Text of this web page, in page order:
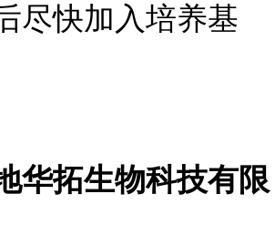
尽快加入培养基
华拓生物科技有限